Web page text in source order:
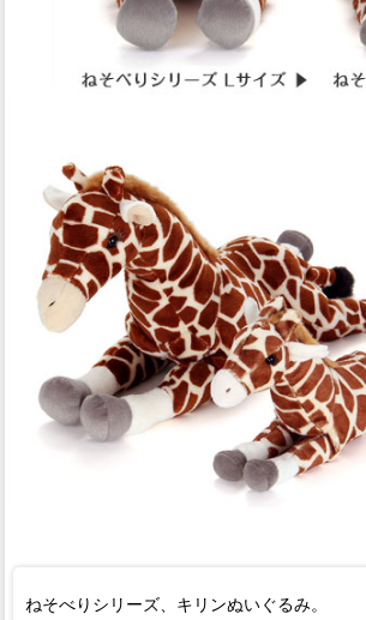
ねそべりシリーズ、キリンぬいぐるみ。